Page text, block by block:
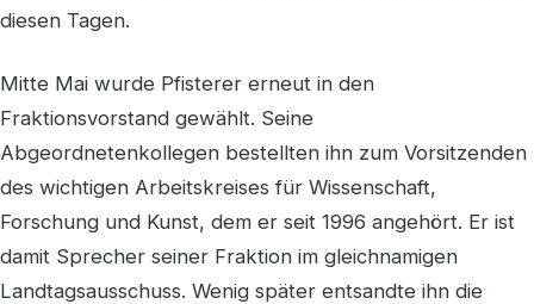
diesen Tagen.
Mitte Mai wurde Pfisterer erneut in den
Fraktionsvorstand gewählt. Seine
Abgeordnetenkollegen bestellten ihn zum Vorsitzenden
des wichtigen Arbeitskreises für Wissenschaft,
Forschung und Kunst, dem er seit 1996 angehört. Er ist
damit Sprecher seiner Fraktion im gleichnamigen
Landtagsausschuss. Wenig später entsandte ihn die